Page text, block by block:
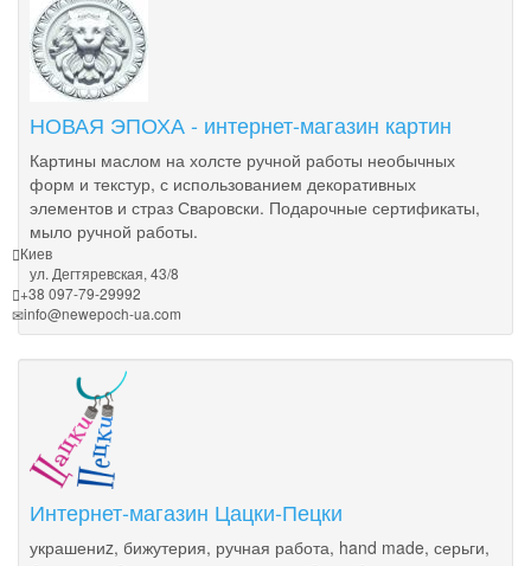
НОВАЯ ЭПОХА - интернет-магазин картин
Картины маслом на холсте ручной работы необычных
форм и текстур, с использованием декоративных
элементов и страз Сваровски. Подарочные сертификаты,
мыло ручной работы.
Киев
ул. Дегтяревская, 43/8
+38 097-79-29992
info@newepoch-ua.com
Интернет-магазин Цацки-Пецки
украшениz, бижутерия, ручная работа, hand made, серьги,